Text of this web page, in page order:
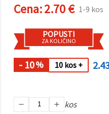
svoje
preference z
določene
vrste
piškotkov
na gumb
»Shrani«.
Sprejmi
vse
Cena:2.70 € 1-9 kos
POPUSTI
ZA KOLIČINO
- 10% 10 kos +
kos